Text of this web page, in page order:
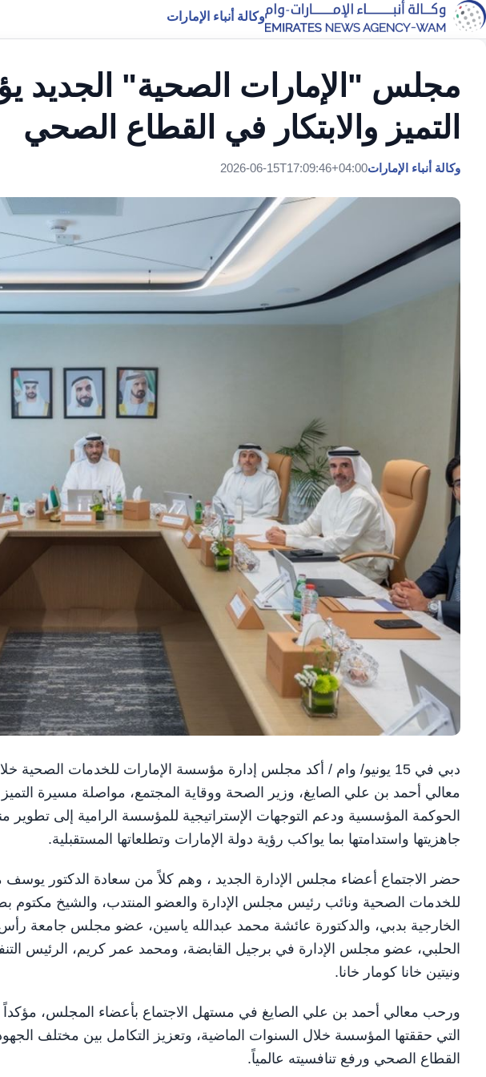
وكالة أنباء الإمارات
مجلس "الإمارات الصحية" الجديد
التميز والابتكار في القطاع الصحي
وكالة أنباء الإمارات2026-06-15T17:09:46+04:00
دبي في 15 يونيو/ وام / أكد مجلس إدارة مؤسسة الإمارات للخدمات الصحية
معالي أحمد بن علي الصايغ، وزير الصحة ووقاية المجتمع، مواصلة مسيرة التميز
الحوكمة المؤسسية ودعم التوجهات الإستراتيجية للمؤسسة الرامية إلى تطوير
جاهزيتها واستدامتها بما يواكب رؤية دولة الإمارات وتطلعاتها المستقبلية.
حضر الاجتماع أعضاء مجلس الإدارة الجديد ، وهم كلاً من سعادة الدكتور
للخدمات الصحية ونائب رئيس مجلس الإدارة والعضو المنتدب، والشيخ
الخارجية بدبي، والدكتورة عائشة محمد عبدالله ياسين، عضو مجلس جامعة
الحلبي، عضو مجلس الإدارة في برجيل القابضة، ومحمد عمر كريم، الرئيس
ونيتين خانا كومار خانا.
ورحب معالي أحمد بن علي الصايغ في مستهل الاجتماع بأعضاء المجلس، مؤكداً
التي حققتها المؤسسة خلال السنوات الماضية، وتعزيز التكامل بين مختلف
القطاع الصحي ورفع تنافسيته عالمياً.